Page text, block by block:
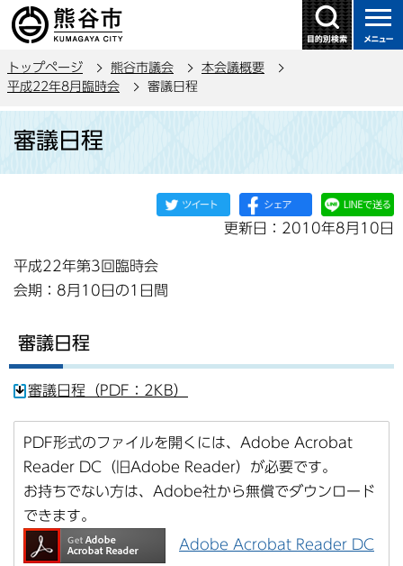
の
ー
トップページ 熊谷市議会
本会議概要
平成22年8月臨時会
審議日程
審議日程
更新日：2010年8月10日
平成22年第3回臨時会
会期：8月10日の1日間
審議日程
審議日程（PDF：2KB）
PDF形式のファイルを開くには、Adobe Acrobat
Reader DC（旧Adobe Reader）が必要です。
お持ちでない方は、Adobe社から無償でダウンロード
できます。
Adobe Acrobat Reader DC